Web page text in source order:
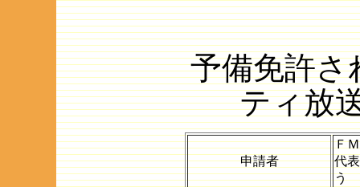
予備免許さ
ティ放
申請者
Ｆ
代
う